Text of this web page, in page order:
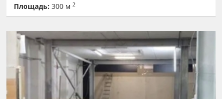
Площадь: 300 м2